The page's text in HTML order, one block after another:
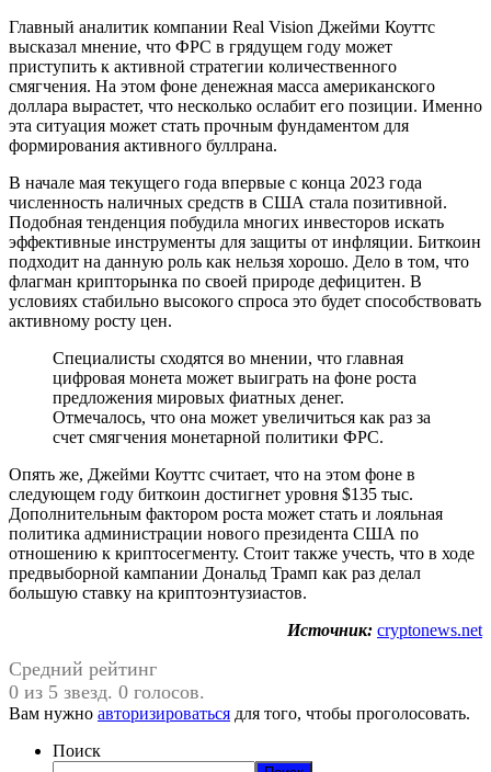
Главный аналитик компании Real Vision Джейми Коуттс
высказал мнение, что ФРС в грядущем году может
приступить к активной стратегии количественного
смягчения. На этом фоне денежная масса американского
доллара вырастет, что несколько ослабит его позиции. Именно
эта ситуация может стать прочным фундаментом для
формирования активного буллрана.
В начале мая текущего года впервые с конца 2023 года
численность наличных средств в США стала позитивной.
Подобная тенденция побудила многих инвесторов искать
эффективные инструменты для защиты от инфляции. Биткоин
подходит на данную роль как нельзя хорошо. Дело в том, что
флагман крипторынка по своей природе дефицитен. В
условиях стабильно высокого спроса это будет способствовать
активному росту цен.
Специалисты сходятся во мнении, что главная
цифровая монета может выиграть на фоне роста
предложения мировых фиатных денег.
Отмечалось, что она может увеличиться как раз за
счет смягчения монетарной политики ФРС.
Опять же, Джейми Коуттс считает, что на этом фоне в
следующем году биткоин достигнет уровня $135 тыс.
Дополнительным фактором роста может стать и лояльная
политика администрации нового президента США по
отношению к криптосегменту. Стоит также учесть, что в ходе
предвыборной кампании Дональд Трамп как раз делал
большую ставку на криптоэнтузиастов.
Источник: cryptonews.net
Средний рейтинг
0 из 5 звезд. 0 голосов.
Вам нужно авторизироваться для того, чтобы проголосовать.
Поиск